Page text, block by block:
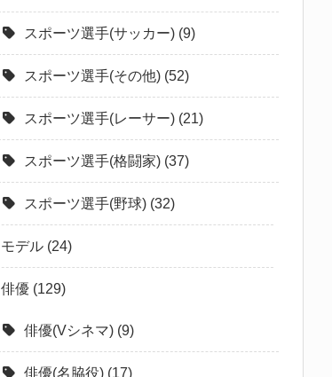
スポーツ選手(サッカー) (9)
スポーツ選手(その他) (52)
スポーツ選手(レーサー) (21)
スポーツ選手(格闘家) (37)
スポーツ選手(野球) (32)
モデル (24)
俳優 (129)
俳優(Vシネマ) (9)
俳優(名脇役) (17)